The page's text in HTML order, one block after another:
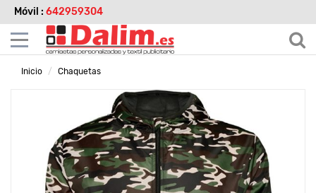
Móvil : 642959304
Inicio Chaquetas